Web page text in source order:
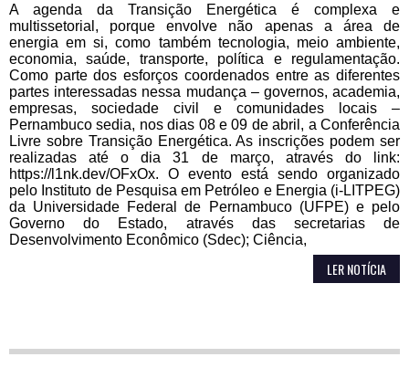
A agenda da Transição Energética é complexa e
multissetorial, porque envolve não apenas a área de
energia em si, como também tecnologia, meio ambiente,
economia, saúde, transporte, política e regulamentação.
Como parte dos esforços coordenados entre as diferentes
partes interessadas nessa mudança – governos, academia,
empresas, sociedade civil e comunidades locais –
Pernambuco sedia, nos dias 08 e 09 de abril, a Conferência
Livre sobre Transição Energética. As inscrições podem ser
realizadas até o dia 31 de março, através do link:
https://l1nk.dev/OFxOx. O evento está sendo organizado
pelo Instituto de Pesquisa em Petróleo e Energia (i-LITPEG)
da Universidade Federal de Pernambuco (UFPE) e pelo
Governo do Estado, através das secretarias de
Desenvolvimento Econômico (Sdec); Ciência,
LER NOTÍCIA